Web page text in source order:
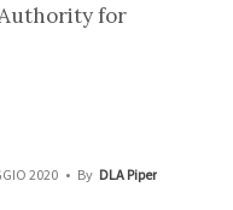
for
2020 • By DLA Piper